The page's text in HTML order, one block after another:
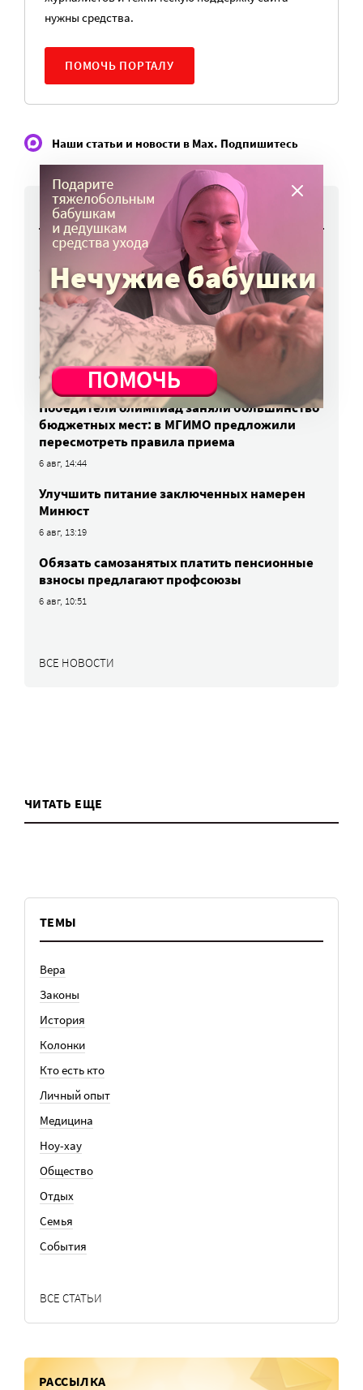
нужны средства.
ПОМОЧЬ ПОРТАЛУ
Наши статьи и новости в Max. Подпишитесь
НОВОСТИ
Работы фотографов портала
«Милосердие.ru» представят на выставке
в Переславле-Залесском
6 авг, 16:03
МЧС предупреждает москвичей о грозе
и буре
6 авг, 15:55
Победители олимпиад заняли большинство
бюджетных мест: в МГИМО предложили
пересмотреть правила приема
6 авг, 14:44
Улучшить питание заключенных намерен
Минюст
6 авг, 13:19
Обязать самозанятых платить пенсионные
взносы предлагают профсоюзы
6 авг, 10:51
ВСЕ НОВОСТИ
ЧИТАТЬ ЕЩЕ
ТЕМЫ
Вера
Законы
История
Колонки
Кто есть кто
Личный опыт
Медицина
Ноу-хау
Общество
Отдых
Семья
События
ВСЕ СТАТЬИ
РАССЫЛКА